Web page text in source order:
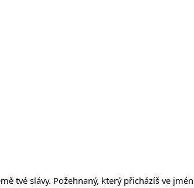
tvé slávy. Požehnaný, který přicházíš ve